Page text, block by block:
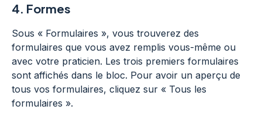
4. Formes
Sous « Formulaires », vous trouverez des
formulaires que vous avez remplis vous-même ou
avec votre praticien. Les trois premiers formulaires
sont affichés dans le bloc. Pour avoir un aperçu de
tous vos formulaires, cliquez sur « Tous les
formulaires ».